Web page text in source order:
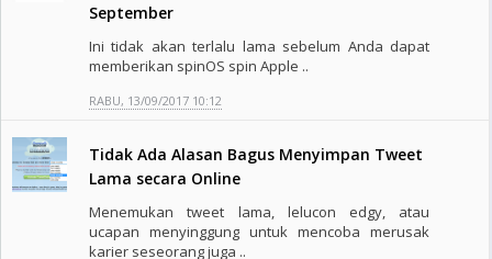
September
Ini tidak akan terlalu lama sebelum Anda dapat
memberikan spinOS spin Apple ..
RABU, 13/09/2017 10:12
Tidak Ada Alasan Bagus Menyimpan Tweet
Lama secara Online
Menemukan tweet lama, lelucon edgy, atau
ucapan menyinggung untuk mencoba merusak
karier seseorang juga ..